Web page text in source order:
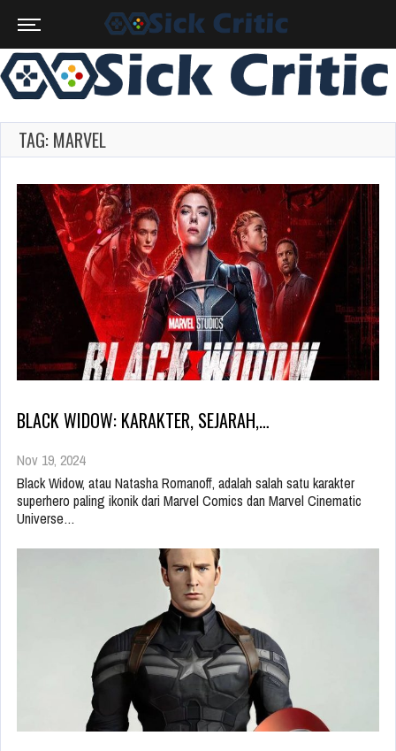
TAG: MARVEL
BLACK WIDOW: KARAKTER, SEJARAH,…
Nov 19, 2024
Black Widow, atau Natasha Romanoff, adalah salah satu karakter
superhero paling ikonik dari Marvel Comics dan Marvel Cinematic
Universe…